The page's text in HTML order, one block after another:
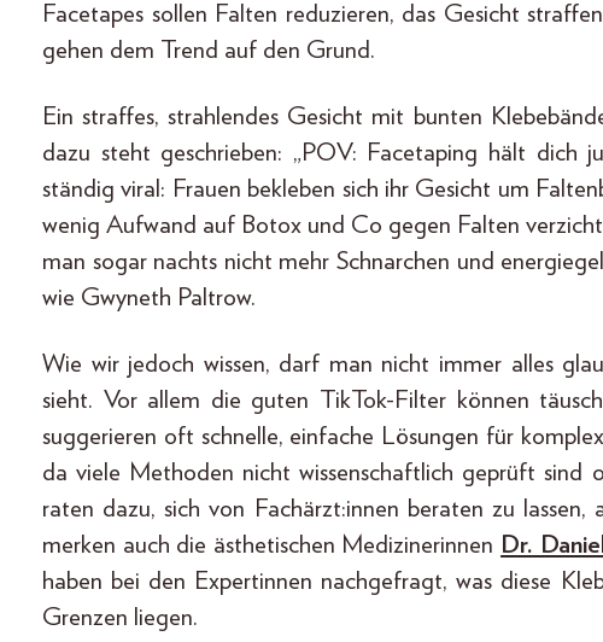
Facetapes sollen Falten reduzieren, das Gesicht
gehen dem Trend auf den Grund.
Ein straffes, strahlendes Gesicht mit bunten
dazu steht geschrieben: „POV: Facetaping hält dich
ständig viral: Frauen bekleben sich ihr Gesicht um
wenig Aufwand auf Botox und Co gegen Falten
man sogar nachts nicht mehr Schnarchen und
wie Gwyneth Paltrow.
Wie wir jedoch wissen, darf man nicht immer alles
sieht. Vor allem die guten TikTok-Filter können
suggerieren oft schnelle, einfache Lösungen für
da viele Methoden nicht wissenschaftlich geprüft sind
raten dazu, sich von Fachärzt:innen beraten zu
merken auch die ästhetischen Medizinerinnen Dr.
haben bei den Expertinnen nachgefragt, was diese
Grenzen liegen.